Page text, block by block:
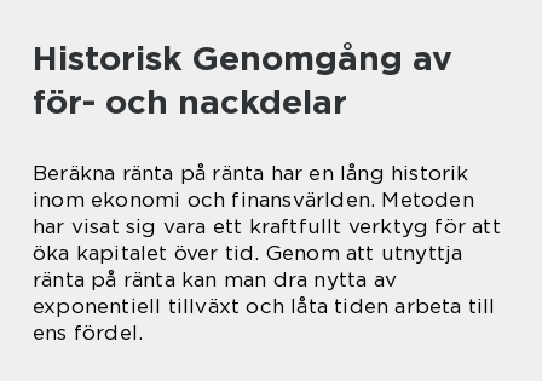
Historisk Genomgång av
för- och nackdelar
Beräkna ränta på ränta har en lång historik
inom ekonomi och finansvärlden. Metoden
har visat sig vara ett kraftfullt verktyg för att
öka kapitalet över tid. Genom att utnyttja
ränta på ränta kan man dra nytta av
exponentiell tillväxt och låta tiden arbeta till
ens fördel.